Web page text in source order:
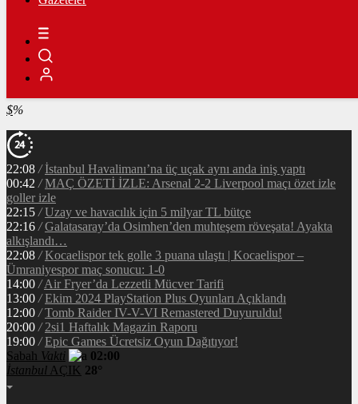
RİPPLE
TETHER
$%
22:08 / İstanbul Havalimanı’na üç uçak aynı anda iniş yaptı
00:42 / MAÇ ÖZETİ İZLE: Arsenal 2-2 Liverpool maçı özet izle
goller izle
22:15 / Uzay ve havacılık için 5 milyar TL bütçe
22:16 / Galatasaray’da Osimhen’den muhteşem röveşata! Ayakta
alkışlandı…
22:08 / Kocaelispor tek golle 3 puana ulaştı | Kocaelispor –
Ümraniyespor maç sonucu: 1-0
14:00 / Air Fryer’da Lezzetli Mücver Tarifi
13:00 / Ekim 2024 PlayStation Plus Oyunları Açıklandı
12:00 / Tomb Raider IV-V-VI Remastered Duyuruldu!
20:00 / 2si1 Haftalık Magazin Raporu
19:00 / Epic Games Ücretsiz Oyun Dağıtıyor!
Sabah Vakti
02:00
İstanbul AÇIK 28°